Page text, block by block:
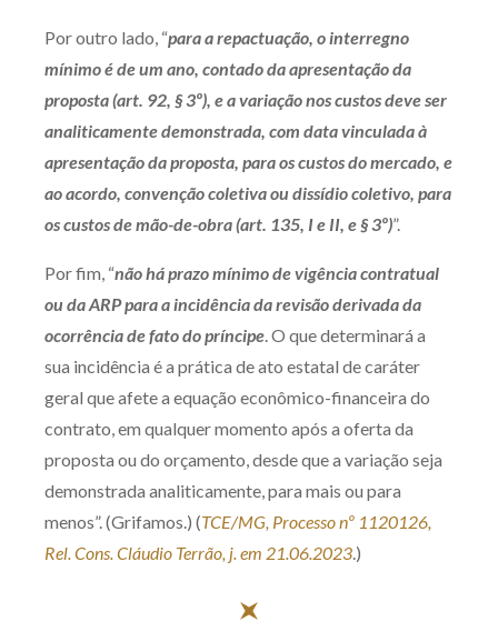
Receba por RSS
Av. Sete de Setembro, 4698
Batel Curitiba/PR CEP80240-000
Whatsapp (41) 98881-6616
Por outro lado, “para a repactuação, o interregno
mínimo é de um ano, contado da apresentação da
proposta (art. 92, § 3º), e a variação nos custos deve ser
analiticamente demonstrada, com data vinculada à
apresentação da proposta, para os custos do mercado, e
ao acordo, convenção coletiva ou dissídio coletivo, para
os custos de mão-de-obra (art. 135, I e II, e § 3º)”.
Por fim, “não há prazo mínimo de vigência contratual
ou da ARP para a incidência da revisão derivada da
ocorrência de fato do príncipe. O que determinará a
sua incidência é a prática de ato estatal de caráter
geral que afete a equação econômico-financeira do
contrato, em qualquer momento após a oferta da
proposta ou do orçamento, desde que a variação seja
demonstrada analiticamente, para mais ou para
menos”. (Grifamos.) (TCE/MG, Processo nº 1120126,
Rel. Cons. Cláudio Terrão, j. em 21.06.2023.)